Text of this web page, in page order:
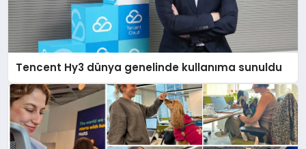
Tencent Hy3 dünya genelinde kullanıma sunuldu